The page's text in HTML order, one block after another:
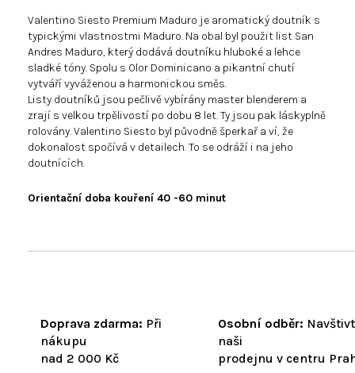
Doprava zdarma: Při
nákupu
nad 2 000 Kč
Osobní odběr:
naši
prodejnu v centru
Valentino Siesto Premium Maduro je aromatický doutník s
typickými vlastnostmi Maduro. Na obal byl použit list San
Andres Maduro, který dodává doutníku hluboké a lehce
sladké tóny. Spolu s Olor Dominicano a pikantní chutí
vytváří vyváženou a harmonickou směs.
Listy doutníků jsou pečlivě vybírány master blenderem a
zrají s velkou trpělivostí po dobu 8 let. Ty jsou pak láskyplně
rolovány. Valentino Siesto byl původně šperkař a ví, že
dokonalost spočívá v detailech. To se odráží i na jeho
doutnících.
Orientační doba kouření 40 -60 minut